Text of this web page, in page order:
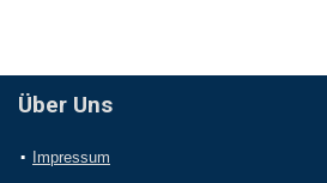
Über Uns
Impressum